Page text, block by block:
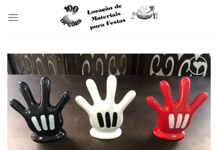
Add to
wishlist